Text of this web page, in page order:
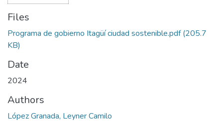
Files
Programa de gobierno Itagüí ciudad sostenible.pdf(205.7
KB)
Date
2024
Authors
López Granada, Leyner Camilo